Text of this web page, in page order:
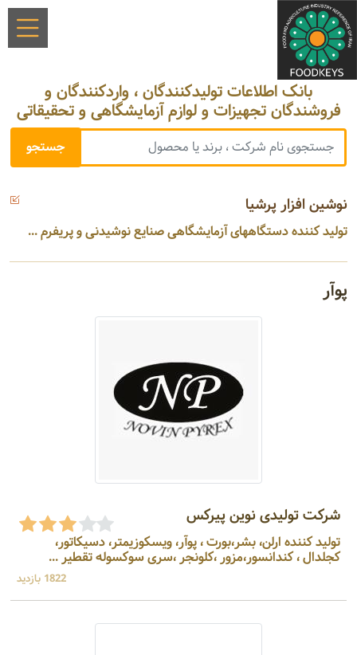
بانک اطلاعات تولیدکنندگان ، واردکنندگان و
فروشندگان تجهیزات و لوازم آزمایشگاهی و تحقیقاتی
نوشین افزار پرشیا
تولید کننده دستگاههای آزمایشگاهی صنایع نوشیدنی و پریفرم ...
پوآر
شرکت تولیدی نوین پیرکس
تولید کننده ارلن، بشر،بورت ، پوآر، ویسکوزیمتر، دسیکاتور،
کجلدال ، کندانسور،مزور ،کلونجر ،سری سوکسوله تقطیر ...
1822 بازدید